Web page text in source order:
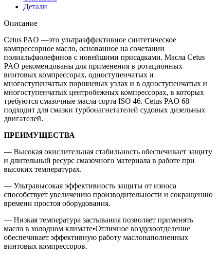
208Детали
Описание
Cetus PAO —это ультраэффективное синтетическое
компрессорное масло, основанное на сочетании
полиальфаолефинов с новейшими присадками. Масла Cetus
PAO рекомендованы для применения в ротационных
винтовых компрессорах, одноступенчатых и
многоступенчатых поршневых узлах и в одноступенчатых и
многоступенчатых центробежных компрессорах, в которых
требуются смазочные масла сорта ISO 46. Cetus PAO 68
подходит для смазки турбонагнетателей судовых дизельных
двигателей.
ПРЕИМУЩЕСТВА
— Высокая окислительная стабильность обеспечивает защиту
и длительный ресурс смазочного материала в работе при
высоких температурах.
— Ультравысокая эффективность защиты от износа
способствует увеличению производительности и сокращению
времени простоя оборудования.
— Низкая температура застывания позволяет применять
масло в холодном климате•Отличное воздухоотделение
обеспечивает эффективную работу маслонаполненных
винтовых компрессоров.